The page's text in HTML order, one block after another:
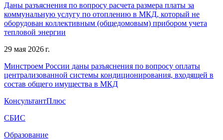
Даны разъяснения по вопросу расчета размера платы за
коммунальную услугу по отоплению в МКД, который не
оборудован коллективным (общедомовым) прибором учета
тепловой энергии
29 мая 2026 г.
Минстроем России даны разъяснения по вопросу оплаты
централизованной системы кондиционирования, входящей в
состав общего имущества в МКД
КонсультантПлюс
СБИС
Образование